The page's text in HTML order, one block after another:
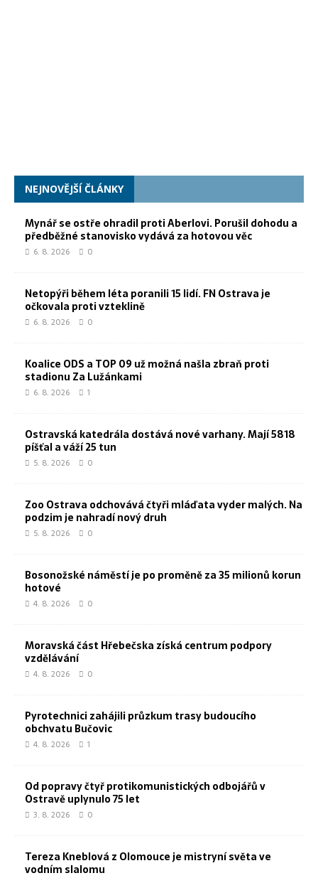
NEJNOVĚJŠÍ ČLÁNKY
Mynář se ostře ohradil proti Aberlovi. Porušil dohodu a
předběžné stanovisko vydává za hotovou věc
6. 8. 2026 0
Netopýři během léta poranili 15 lidí. FN Ostrava je
očkovala proti vzteklině
6. 8. 2026 0
Koalice ODS a TOP 09 už možná našla zbraň proti
stadionu Za Lužánkami
6. 8. 2026 1
Ostravská katedrála dostává nové varhany. Mají 5818
píšťal a váží 25 tun
5. 8. 2026 0
Zoo Ostrava odchovává čtyři mláďata vyder malých. Na
podzim je nahradí nový druh
5. 8. 2026 0
Bosonožské náměstí je po proměně za 35 milionů korun
hotové
4. 8. 2026 0
Moravská část Hřebečska získá centrum podpory
vzdělávání
4. 8. 2026 0
Pyrotechnici zahájili průzkum trasy budoucího
obchvatu Bučovic
4. 8. 2026 1
Od popravy čtyř protikomunistických odbojářů v
Ostravě uplynulo 75 let
3. 8. 2026 0
Tereza Kneblová z Olomouce je mistryní světa ve
vodním slalomu